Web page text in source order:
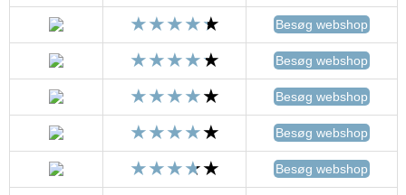
Besøg webshop
Besøg webshop
Besøg webshop
Besøg webshop
Besøg webshop